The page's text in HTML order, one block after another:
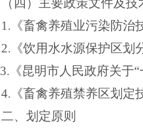
（四）主要政策文件及技
1.《畜禽养殖业污染防治
2.《饮用水水源保护区划
3.《昆明市人民政府关于
4.《畜禽养殖禁养区划定
二、划定原则